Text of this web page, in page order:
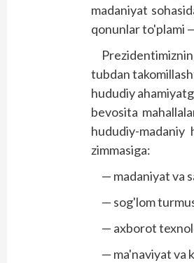
madaniyat
qonunlar to'plami
tubdan
hududiy
bevosita
hududiy-madaniy
zimmasiga:
— madaniyat va
— sog'lom
— axborot
— ma'naviyat va